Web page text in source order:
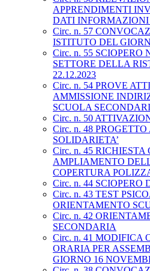
APPRENDIMENTI
DATI INFORMAZIONI
Circ. n. 57
ISTITUTO DEL
Circ. n. 55
SETTORE DELLA
22.12.2023
Circ. n. 54 PROVE
AMMISSIONE
SCUOLA
Circ. n. 50
Circ. n. 48
SOLIDARIETA’
Circ. n. 45 RICHIESTA
AMPLIAMENTO
COPERTURA
Circ. n. 44 SCIOPERO
Circ. n. 43 TEST
ORIENTAMENTO
Circ. n. 42
SECONDARIA
Circ. n. 41 MODIFICA
ORARIA PER
GIORNO 16